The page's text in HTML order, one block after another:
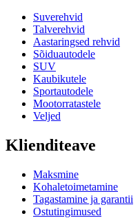
Suverehvid
Talverehvid
Aastaringsed rehvid
Sõiduautodele
SUV
Kaubikutele
Sportautodele
Mootorratastele
Veljed
Klienditeave
Maksmine
Kohaletoimetamine
Tagastamine ja garantii
Ostutingimused